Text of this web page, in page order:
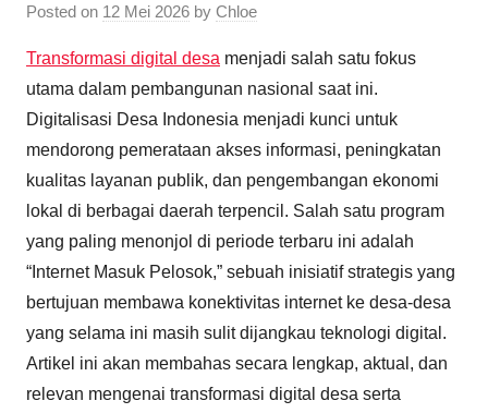
Posted on 12 Mei 2026 by Chloe
Transformasi digital desa menjadi salah satu fokus
utama dalam pembangunan nasional saat ini.
Digitalisasi Desa Indonesia menjadi kunci untuk
mendorong pemerataan akses informasi, peningkatan
kualitas layanan publik, dan pengembangan ekonomi
lokal di berbagai daerah terpencil. Salah satu program
yang paling menonjol di periode terbaru ini adalah
“Internet Masuk Pelosok,” sebuah inisiatif strategis yang
bertujuan membawa konektivitas internet ke desa-desa
yang selama ini masih sulit dijangkau teknologi digital.
Artikel ini akan membahas secara lengkap, aktual, dan
relevan mengenai transformasi digital desa serta